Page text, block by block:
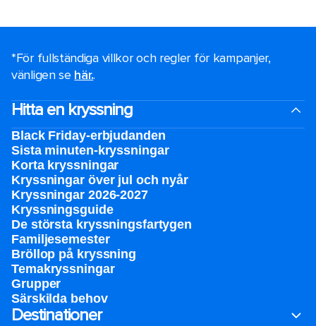
*För fullständiga villkor och regler för kampanjer,
vänligen se här..
Hitta en kryssning
Black Friday-erbjudanden
Sista minuten-kryssningar
Korta kryssningar
Kryssningar över jul och nyår
Kryssningar 2026-2027
Kryssningsguide
De största kryssningsfartygen
Familjesemester
Bröllop på kryssning
Temakryssningar
Grupper
Särskilda behov
Destinationer